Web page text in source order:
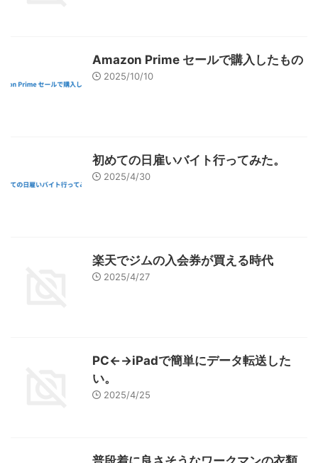
Amazon Prime セールで購入したもの
2025/10/10
初めての日雇いバイト行ってみた。
2025/4/30
楽天でジムの入会券が買える時代
2025/4/27
PC←→iPadで簡単にデータ転送した
い。
2025/4/25